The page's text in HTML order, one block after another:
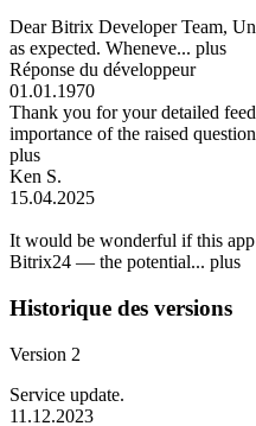
Dear Bitrix Developer Team,
as expected. Wheneve... plus
Réponse du développeur
01.01.1970
Thank you for your detailed
importance of the raised
plus
Ken S.
15.04.2025
It would be wonderful if this
Bitrix24 — the potential... plus
Historique des versions
Version 2
Service update.
11.12.2023